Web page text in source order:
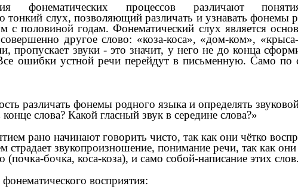
фонематических процессов различают
тонкий слух, позволяющий различать и узнавать
с половиной годам. Фонематический слух является
другое слово: «коза-коса», «дом-ком»,
пропускает звуки - это значит, у него не до конца
ошибки устной речи перейдут в письменную. Само по
различать фонемы родного языка и определять
слова? Какой гласный звук в середине слова?»
рано начинают говорить чисто, так как они чётко
звукопроизношение, понимание речи, так как
бочка, коса-коза), и само собой-написание этих слов.
восприятия: